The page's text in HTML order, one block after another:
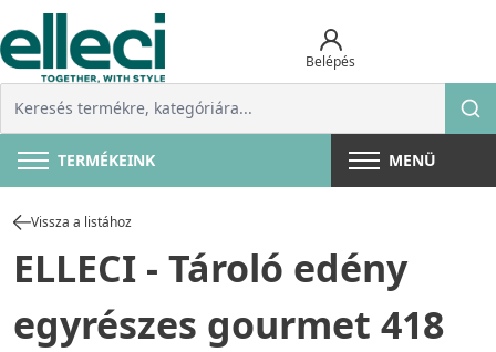
Belépés
TERMÉKEINK MENÜ
Vissza a listához
ELLECI - Tároló edény
egyrészes gourmet 418